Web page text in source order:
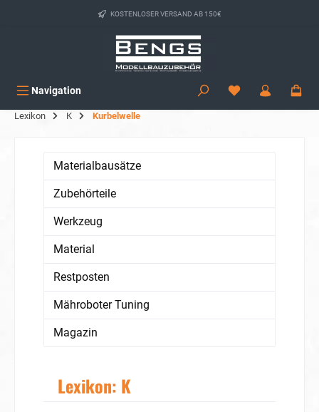
KOSTENLOSER VERSAND AB 150€
Navigation
Lexikon K Kurbelwelle
Materialbausätze
Zubehörteile
Werkzeug
Material
Restposten
Mähroboter Tuning
Magazin
Lexikon: K